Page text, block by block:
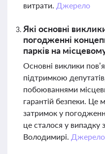
витрати. Джерело
Які основні
погодженні
парків на
Основні виклики
підтримкою
побоюваннями
гарантій безпеки.
затримок у
це сталося у
Володимирі. Джерело